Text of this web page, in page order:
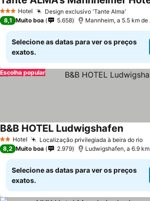
3 EstrelasHotel Design exclusivo 'Tante Alma'
8,1 Muito boa 5.658 Mannheim, a 5.5 km de
Selecione as datas para ver os preços
exatos.
Escolha popular
2 Estrelas
Hotel Localização privilegiada à beira do rio
B&B HOTEL Ludwigshafen
8,2 Muito boa 2.979 Ludwigshafen, a 6.9
Selecione as datas para ver os preços
exatos.